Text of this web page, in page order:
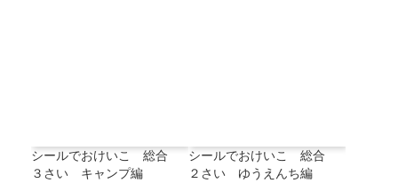
シールでおけいこ 総合
３さい キャンプ編
シールでおけいこ 総合
２さい ゆうえんち編